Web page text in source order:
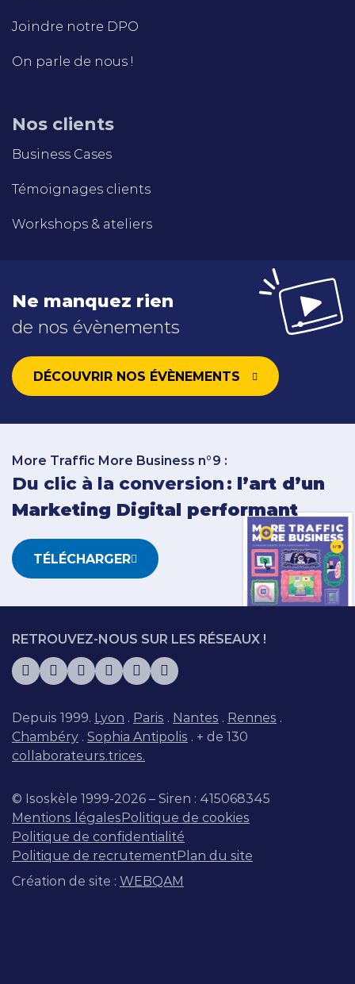
Joindre notre DPO
On parle de nous !
Nos clients
Business Cases
Témoignages clients
Workshops & ateliers
Ne manquez rien
de nos évènements
DÉCOUVRIR NOS ÉVÈNEMENTS
More Traffic More Business n°9 :
Du clic à la conversion : l’art d’un
Marketing Digital performant
TÉLÉCHARGER
RETROUVEZ-NOUS SUR LES RÉSEAUX !
Depuis 1999. Lyon . Paris . Nantes . Rennes .
Chambéry . Sophia Antipolis . + de 130
collaborateurs.trices.
© Isoskèle 1999-2026 – Siren : 415068345
Mentions légalesPolitique de cookies
Politique de confidentialité
Politique de recrutementPlan du site
Création de site : WEBQAM